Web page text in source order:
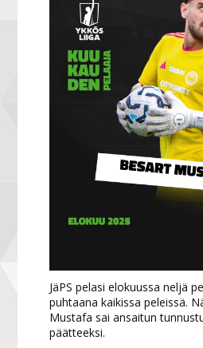
JäPS pelasi elokuussa neljä
puhtaana kaikissa peleissä.
Mustafa sai ansaitun
päätteeksi.